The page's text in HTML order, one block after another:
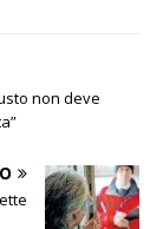
non deve